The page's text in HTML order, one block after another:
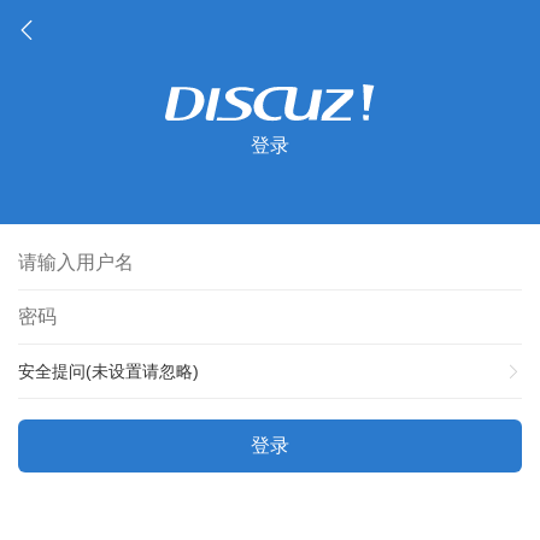
登录
安全提问(未设置请忽略)
登录